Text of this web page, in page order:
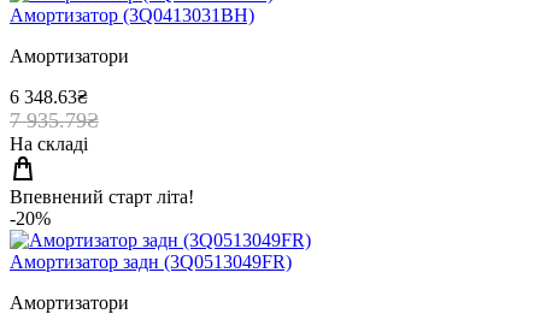
Амортизатор (3Q0413031BH)
Амортизатори
6 348.63₴
7 935.79₴
На складі
Впевнений старт літа!
-20%
Амортизатор задн (3Q0513049FR)
Амортизатори